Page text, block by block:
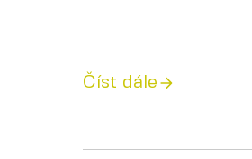
Číst dále